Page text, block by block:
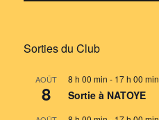
Sorties du Club
AOÛT
8
8 h 00 min - 17 h 00 min
Sortie à NATOYE